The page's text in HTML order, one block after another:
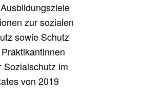
zur sozialen
sowie Schutz
Sozialschutz im
von 2019